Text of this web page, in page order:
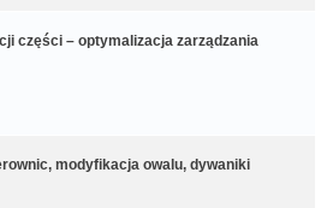
części – optymalizacja zarządzania
modyfikacja owalu, dywaniki